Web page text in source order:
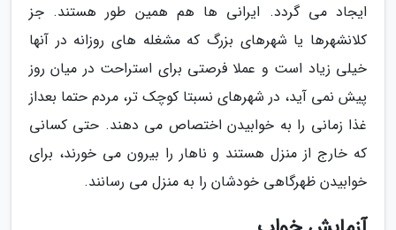
ایجاد می گردد. ایرانی ها هم همین طور هستند. جز
کلانشهرها یا شهرهای بزرگ که مشغله های روزانه در آنها
خیلی زیاد است و عملا فرصتی برای استراحت در میان روز
پیش نمی آید، در شهرهای نسبتا کوچک تر، مردم حتما بعداز
غذا زمانی را به خوابیدن اختصاص می دهند. حتی کسانی
که خارج از منزل هستند و ناهار را بیرون می خورند، برای
خوابیدن ظهرگاهی خودشان را به منزل می رسانند.